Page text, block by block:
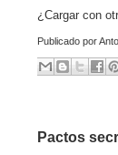
¿Cargar con
Publicado por
Pactos